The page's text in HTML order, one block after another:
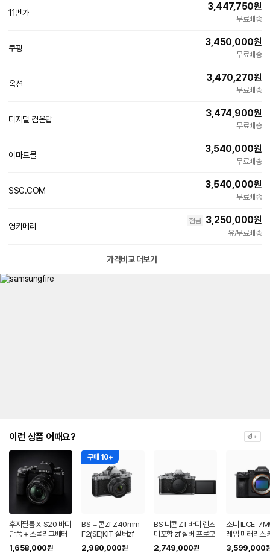
11번가
3,447,750원
무료배송
쿠팡
3,450,000원
무료배송
옥션
3,470,270원
무료배송
디지털 컴온탑
3,474,900원
무료배송
이마트몰
3,540,000원
무료배송
SSG.COM
3,540,000원
무료배송
영카메라
현금 3,250,000원
유/무료배송
가격비교 더보기
이런 상품 어때요? 광고
후지필름 X-S20 바디
단품 + 스몰리그배터
리 (2종 포토리뷰리뷰
이벤트)
1,658,000원
구매 10+
BS 니콘Zf Z40mm
F2(SE)KIT 실버zf
2,980,000원
BS 니콘 Z f 바디 렌즈
미포함 zf 실버 프로모
션
2,749,000원
소니 ILCE-
레임 미러리스
바디킷 A7M5
3,599,000